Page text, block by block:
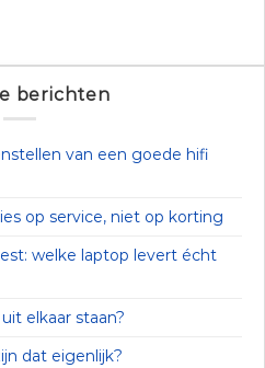
berichten
van een goede hifi
op service, niet op korting
welke laptop levert écht
elkaar staan?
dat eigenlijk?